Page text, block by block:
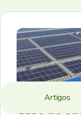
Case de
Artigos